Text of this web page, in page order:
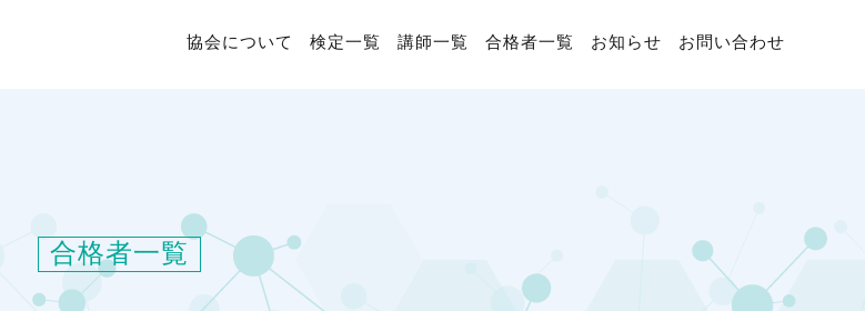
協会について 検定一覧 講師一覧 合格者一覧 お知らせ お問い合わせ
合格者一覧